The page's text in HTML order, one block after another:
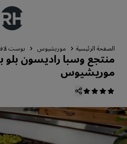
الصفحة الرئيسية موريشيوس بوست
منتجع وسبا راديسون بلو
موريشيوس